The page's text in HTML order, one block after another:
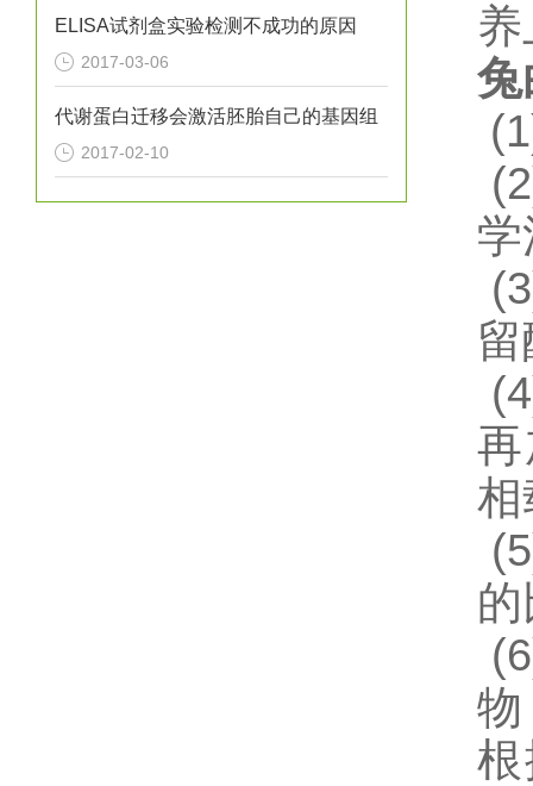
ELISA试剂盒实验检测不成功的原因
2017-03-06
代谢蛋白迁移会激活胚胎自己的基因组
2017-02-10
兔
相